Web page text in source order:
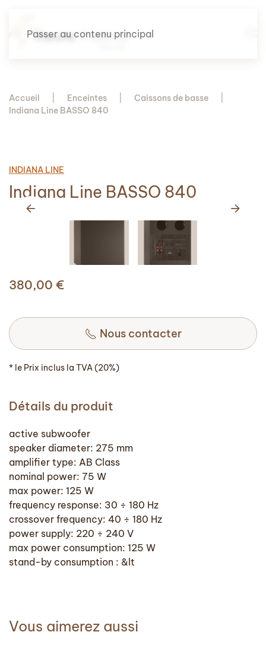
Passer au contenu principal
Accueil Enceintes
Caissons de basse
Indiana Line BASSO 840
INDIANA LINE
Indiana Line BASSO 840
380,00 €
Nous contacter
* le Prix inclus la TVA (20%)
Détails du produit
active subwoofer
speaker diameter: 275 mm
amplifier type: AB Class
nominal power: 75 W
max power: 125 W
frequency response: 30 ÷ 180 Hz
crossover frequency: 40 ÷ 180 Hz
power supply: 220 ÷ 240 V
max power consumption: 125 W
stand-by consumption : &lt
Vous aimerez aussi